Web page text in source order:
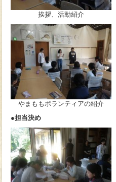
挨拶、活動紹介
やまももボランティアの紹介
●担当決め